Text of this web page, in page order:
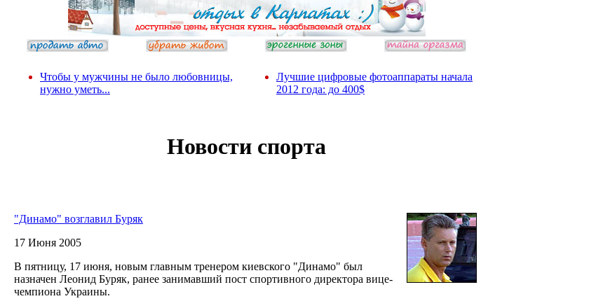
Чтобы у мужчины не было любовницы,
нужно уметь...
Лучшие цифровые фотоаппараты начала
2012 года: до 400$
Новости спорта
"Динамо" возглавил Буряк
17 Июня 2005
В пятницу, 17 июня, новым главным тренером киевского "Динамо" был
назначен Леонид Буряк, ранее занимавший пост спортивного директора вице-
чемпиона Украины.